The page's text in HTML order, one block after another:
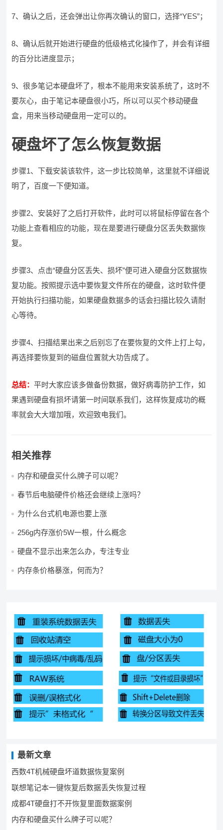
7、确认之后，还会弹出让你再次确认的窗口，选择“YES”；
8、确认后就开始进行硬盘的低级格式化操作了，并会有详细
的百分比进度显示；
9、很多笔记本硬盘坏了，根本不能用来安装系统了，这时不
要灰心，由于笔记本硬盘很小巧，所以可以买个移动硬盘
盒，用来当移动硬盘用一定可以的。
硬盘坏了怎么恢复数据
步骤1、下载安装该软件，这一步比较简单，这里就不详细说
明了，百度一下便知道。
步骤2、安装好了之后打开软件，此时可以将鼠标停留在各个
功能上查看相应的功能，现在是要进行硬盘分区丢失数据恢
复。
步骤3、点击“硬盘分区丢失、损坏”便可进入硬盘分区数据恢
复功能。按照提示选中要恢复文件所在的硬盘，这时软件便
开始执行扫描功能，如果硬盘数据多的话会扫描比较久请耐
心等待。
步骤4、扫描结果出来之后别忘了在要恢复的文件上打上勾，
再选择要恢复到的磁盘位置就大功告成了。
总结：平时大家应该多做备份数据，做好病毒防护工作，如
果遇到硬盘有损坏请第一时间联系我们，这样恢复成功的概
率就会大大增加哦，欢迎致电我们。
相关推荐
内存和硬盘买什么牌子可以呢？
春节后电脑硬件价格还会继续上涨吗？
为什么台式机电源也要上涨
256g内存涨价5W一根，什么概念
硬盘不显示出来怎么办，专注专业
内存条价格暴涨，何而为？
最新文章
西数4T机械硬盘坏道数据恢复案例
联想笔记本一键恢复后数据丢失恢复过程
成都4T硬盘打不开恢复里面数据案例
内存和硬盘买什么牌子可以呢？